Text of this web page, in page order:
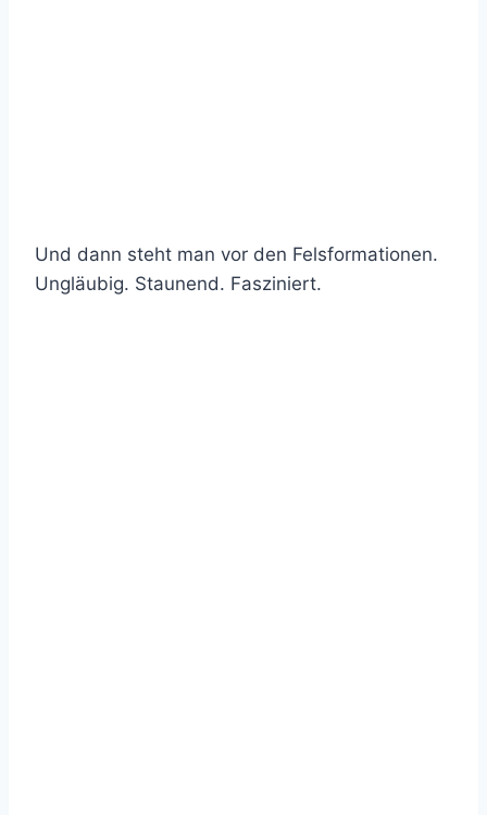
Und dann steht man vor den Felsformationen.
Ungläubig. Staunend. Fasziniert.